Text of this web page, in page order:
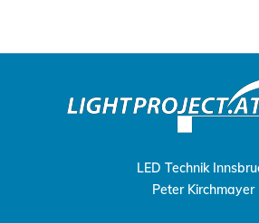
LED Technik
Peter Kirchmayer